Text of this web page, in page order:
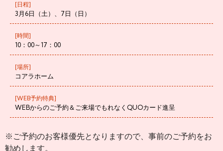
[日程]
3月6日（土）、7日（日）
[時間]
10：00～17：00
[場所]
コアラホーム
[WEB予約特典]
WEBからのご予約＆ご来場でもれなくQUOカード進呈
※ご予約のお客様優先となりますので、事前のご予約をお
勧めします。